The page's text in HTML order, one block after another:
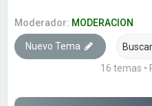
Moderador: MODERACION
Nuevo Tema
16 temas •